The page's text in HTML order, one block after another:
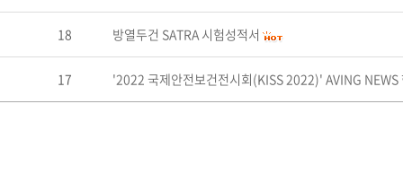
18 방열두건 SATRA 시험성적서
17 '2022 국제안전보건전시회(KISS 2022)' AVING NEWS